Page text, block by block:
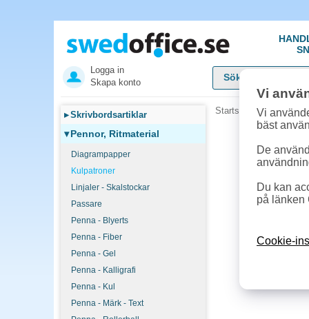
Logga in
Skapa konto
▸Skrivbordsartiklar
▾Pennor, Ritmaterial
Diagrampapper
Kulpatroner
Linjaler - Skalstockar
Passare
Penna - Blyerts
Penna - Fiber
Penna - Gel
Penna - Kalligrafi
Penna - Kul
Penna - Märk - Text
Startsida »Pennor,
Vi
Vi
bäst
De
Du kan
på länken
Cookie-